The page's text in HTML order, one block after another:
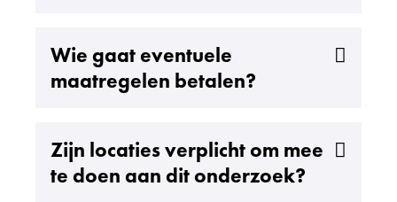
Wie gaat eventuele
maatregelen betalen?
Uitklappen
Zijn locaties verplicht om mee
te doen aan dit onderzoek?
Uitklappen